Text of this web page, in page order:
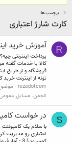
برچسب ها
کارت شارژ اعتباری
R آموزش خرید
پرداخت اینترنتی
کالا یا خدمات گفته
فروشگاه و از طریق
تونه از اینترنت
rezadotcom
انجمن: مسایل
S در خواست
با سلام یک